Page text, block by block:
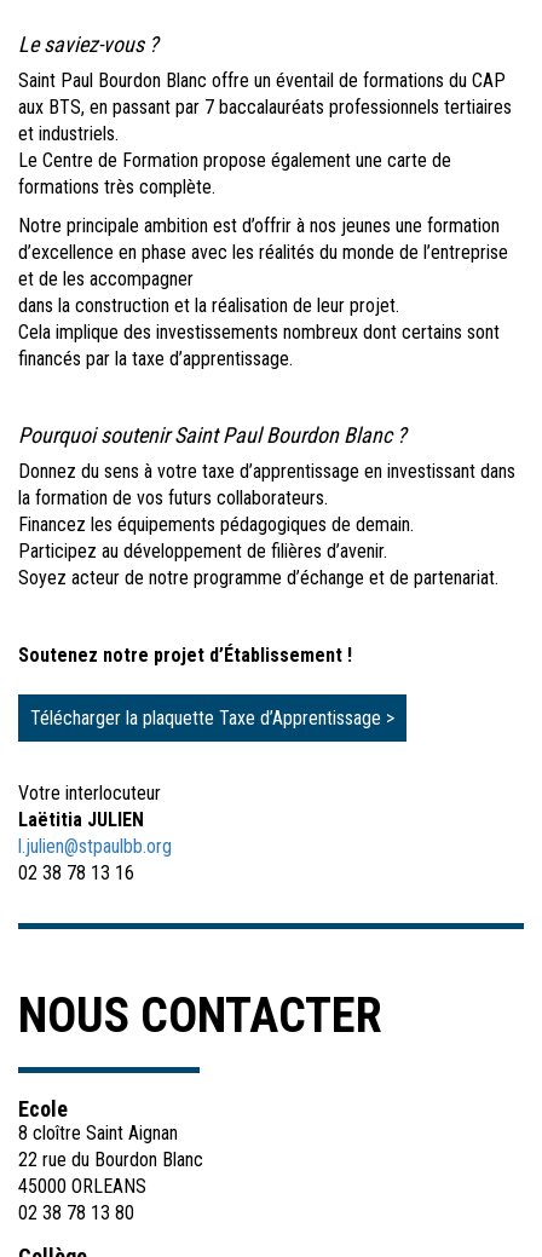
Le saviez-vous ?
Saint Paul Bourdon Blanc offre un éventail de formations du CAP
aux BTS, en passant par 7 baccalauréats professionnels tertiaires
et industriels.
Le Centre de Formation propose également une carte de
formations très complète.
Notre principale ambition est d’offrir à nos jeunes une formation
d’excellence en phase avec les réalités du monde de l’entreprise
et de les accompagner
dans la construction et la réalisation de leur projet.
Cela implique des investissements nombreux dont certains sont
financés par la taxe d’apprentissage.
Pourquoi soutenir Saint Paul Bourdon Blanc ?
Donnez du sens à votre taxe d’apprentissage en investissant dans
la formation de vos futurs collaborateurs.
Financez les équipements pédagogiques de demain.
Participez au développement de filières d’avenir.
Soyez acteur de notre programme d’échange et de partenariat.
Soutenez notre projet d’Établissement !
Télécharger la plaquette Taxe d’Apprentissage >
Votre interlocuteur
Laëtitia JULIEN
l.julien@stpaulbb.org
02 38 78 13 16
NOUS CONTACTER
Ecole
8 cloître Saint Aignan
22 rue du Bourdon Blanc
45000 ORLEANS
02 38 78 13 80